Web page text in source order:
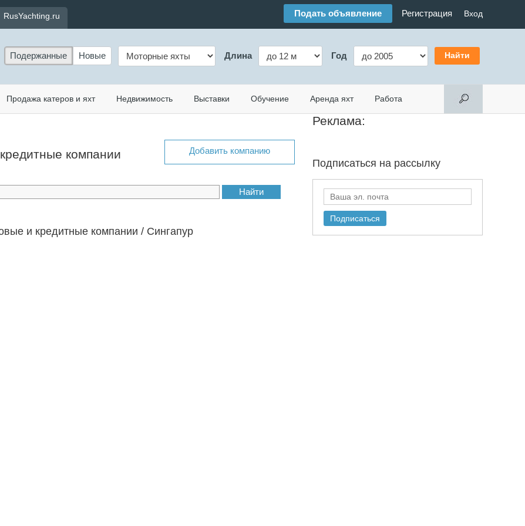
RusYachting.ru Подать объявление Регистрация Вход
Подержанные Новые Длина Год
Продажа катеров и яхт Недвижимость Выставки Обучение Аренда яхт Работа
компании Добавить компанию
и кредитные компании / Сингапур
Реклама:
Подписаться на рассылку